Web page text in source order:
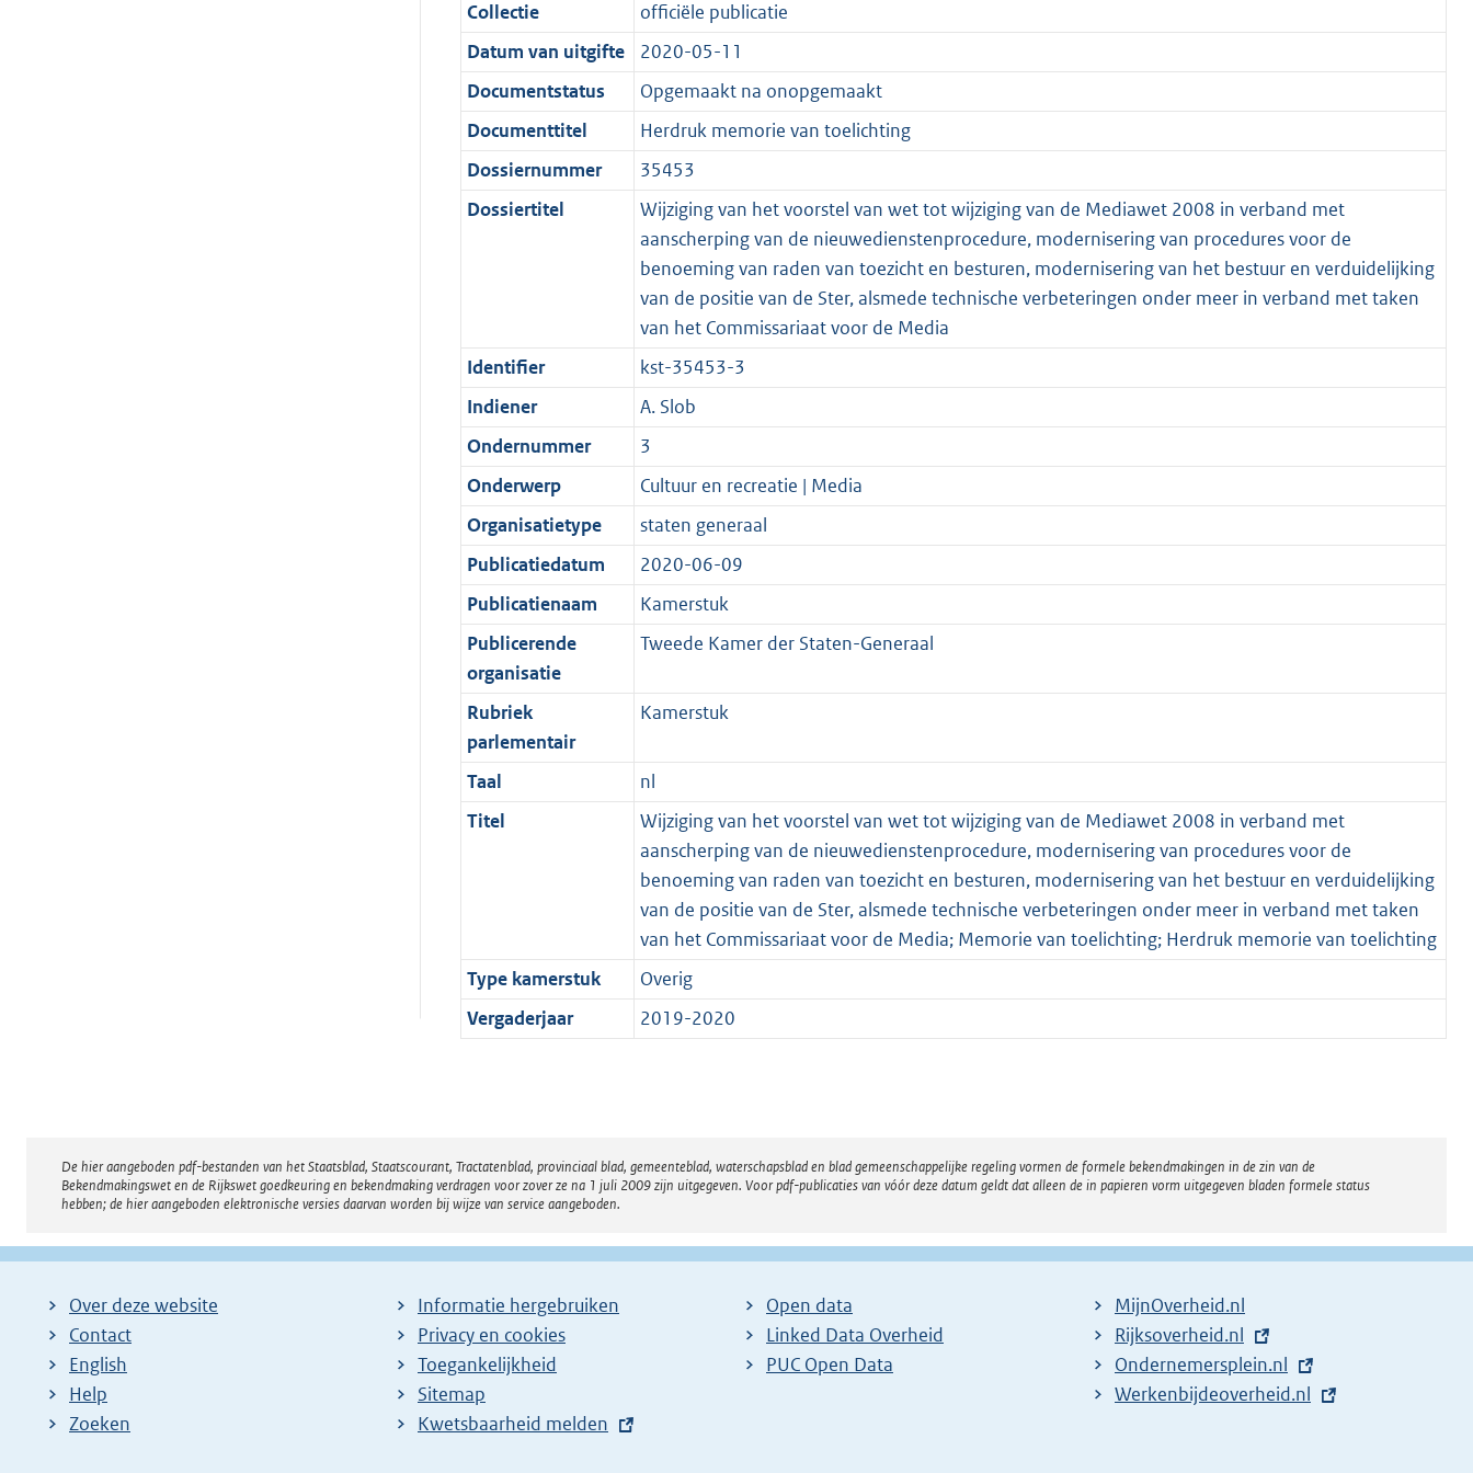
i
e
i
n
f
o
r
4
5
K
b
t
i
e
i
n
f
o
t
:
9
K
b
a
t
i
e
i
n
f
a
t
e
:
1
1
K
b
c
a
t
i
e
i
n
a
a
t
t
e
:
1
8
K
b
d
s
g
r
o
t
t
e
:
2
K
b
n
d
s
g
r
o
t
t
e
:
2
K
Collectie
officiële publicatie
Datum van uitgifte
2020-05-11
Documentstatus
Opgemaakt na onopgemaakt
Documenttitel
Herdruk memorie van toelichting
Dossiernummer
35453
Dossiertitel
Wijziging van het voorstel van wet tot wijziging van de Mediawet 2008 in verband met
aanscherping van de nieuwedienstenprocedure, modernisering van procedures voor de
benoeming van raden van toezicht en besturen, modernisering van het bestuur en verduidelijking
van de positie van de Ster, alsmede technische verbeteringen onder meer in verband met taken
van het Commissariaat voor de Media
Identifier
kst-35453-3
Indiener
A. Slob
Ondernummer
3
Onderwerp
Cultuur en recreatie | Media
Organisatietype
staten generaal
Publicatiedatum
2020-06-09
Publicatienaam
Kamerstuk
Publicerende
organisatie
Tweede Kamer der Staten-Generaal
Rubriek
parlementair
Kamerstuk
Taal
nl
Titel
Wijziging van het voorstel van wet tot wijziging van de Mediawet 2008 in verband met
aanscherping van de nieuwedienstenprocedure, modernisering van procedures voor de
benoeming van raden van toezicht en besturen, modernisering van het bestuur en verduidelijking
van de positie van de Ster, alsmede technische verbeteringen onder meer in verband met taken
van het Commissariaat voor de Media; Memorie van toelichting; Herdruk memorie van toelichting
Type kamerstuk
Overig
Vergaderjaar
2019-2020
Disclaimer
De hier aangeboden pdf-bestanden van het Staatsblad, Staatscourant, Tractatenblad, provinciaal blad, gemeenteblad, waterschapsblad en blad gemeenschappelijke regeling vormen de formele bekendmakingen in de zin van de
Bekendmakingswet en de Rijkswet goedkeuring en bekendmaking verdragen voor zover ze na 1 juli 2009 zijn uitgegeven. Voor pdf-publicaties van vóór deze datum geldt dat alleen de in papieren vorm uitgegeven bladen formele status
hebben; de hier aangeboden elektronische versies daarvan worden bij wijze van service aangeboden.
Over deze website
Contact
English
Help
Zoeken
Informatie hergebruiken
Privacy en cookies
Toegankelijkheid
Sitemap
E
Kwetsbaarheid melden
Open data
Linked Data Overheid
PUC Open Data
MijnOverheid.nl
E
x
t
Rijksoverheid.nl
E
x
Ondernemersplein.nl
E
Werkenbijdeoverheid.nl